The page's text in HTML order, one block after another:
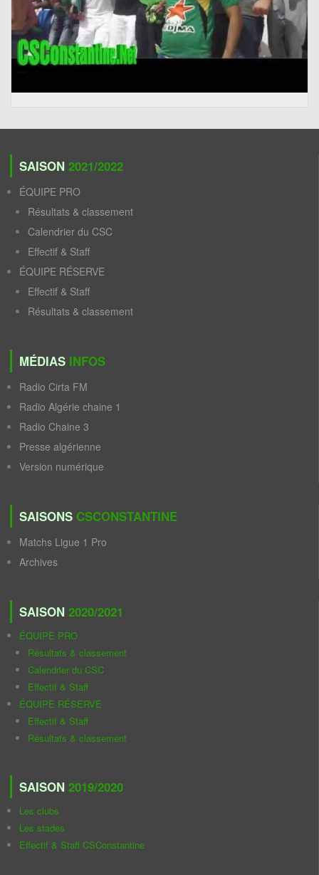
SAISON 2021/2022
ÉQUIPE PRO
Résultats & classement
Calendrier du CSC
Effectif & Staff
ÉQUIPE RÉSERVE
Effectif & Staff
Résultats & classement
MÉDIAS INFOS
Radio Cirta FM
Radio Algérie chaine 1
Radio Chaine 3
Presse algérienne
Version numérique
SAISONS CSCONSTANTINE
Matchs Ligue 1 Pro
Archives
SAISON 2020/2021
ÉQUIPE PRO
Résultats & classement
Calendrier du CSC
Effectif & Staff
ÉQUIPE RÉSERVE
Effectif & Staff
Résultats & classement
SAISON 2019/2020
Les clubs
Les stades
Effectif & Staff CSConstantine